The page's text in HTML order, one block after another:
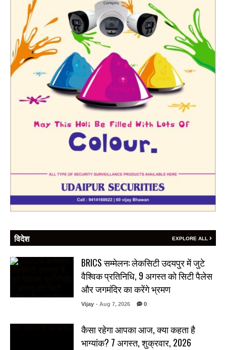
विदेश EXPLORE ALL
BRICS सम्मेलन: लेकसिटी उदयपुर में जुटे
वैश्विक प्रतिनिधि, 9 अगस्त को सिटी पैलेस
और जगमंदिर का करेंगे भ्रमण
Vijay - Aug 7, 2026 0
कैसा रहेगा आपका आज, क्या कहता है
भाग्यांक? 7 अगस्त, शुक्रवार, 2026